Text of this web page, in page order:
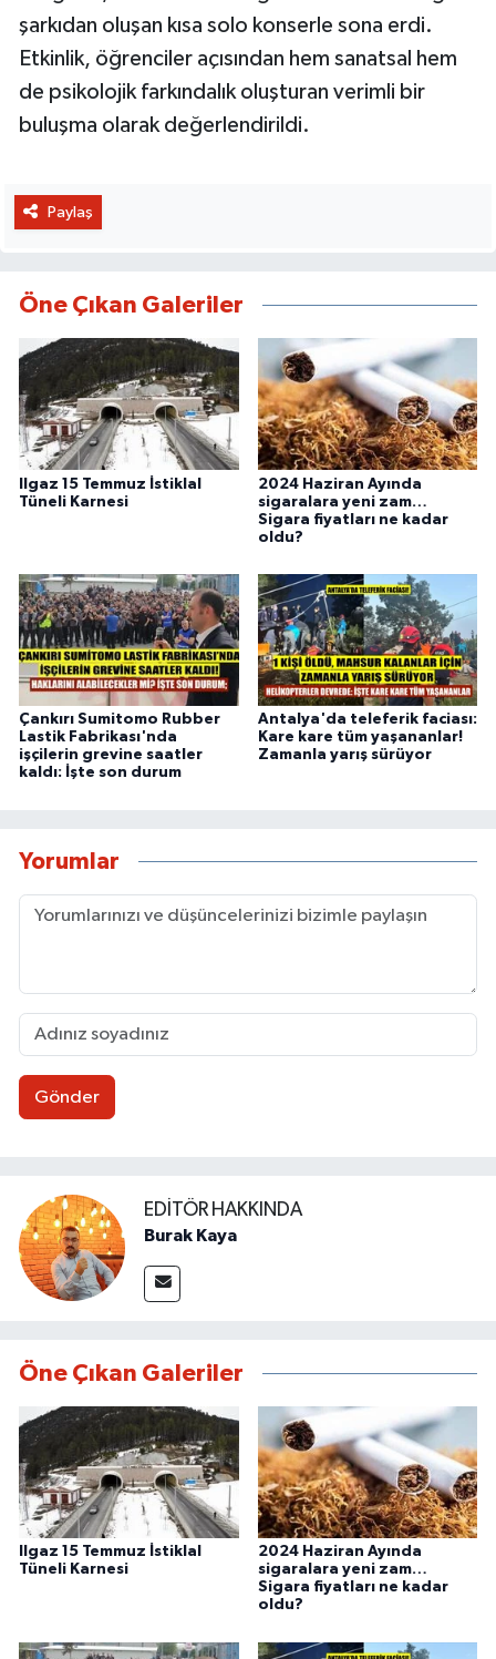
şarkıdan oluşan kısa solo konserle sona erdi.
Etkinlik, öğrenciler açısından hem sanatsal hem
de psikolojik farkındalık oluşturan verimli bir
buluşma olarak değerlendirildi.
Paylaş
Öne Çıkan Galeriler
Ilgaz 15 Temmuz İstiklal
Tüneli Karnesi
2024 Haziran Ayında
sigaralara yeni zam…
Sigara fiyatları ne kadar
oldu?
Çankırı Sumitomo Rubber
Lastik Fabrikası'nda
işçilerin grevine saatler
kaldı: İşte son durum
Antalya'da teleferik faciası:
Kare kare tüm yaşananlar!
Zamanla yarış sürüyor
Yorumlar
Gönder
EDITÖR HAKKINDA
Burak Kaya
Öne Çıkan Galeriler
Ilgaz 15 Temmuz İstiklal
Tüneli Karnesi
2024 Haziran Ayında
sigaralara yeni zam…
Sigara fiyatları ne kadar
oldu?